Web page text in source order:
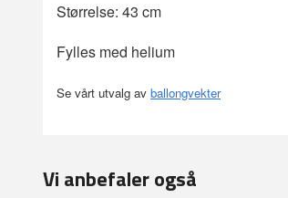
Størrelse: 43 cm
Fylles med helium
Se vårt utvalg av ballongvekter
Vi anbefaler også